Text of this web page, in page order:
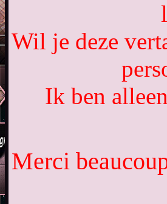
Wil je deze
Ik ben
Merci